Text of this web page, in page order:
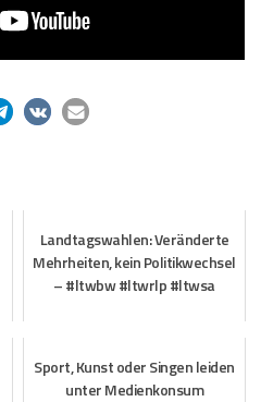
Landtagswahlen: Veränderte
Mehrheiten, kein Politikwechsel
– #ltwbw #ltwrlp #ltwsa
Sport, Kunst oder Singen leiden
unter Medienkonsum